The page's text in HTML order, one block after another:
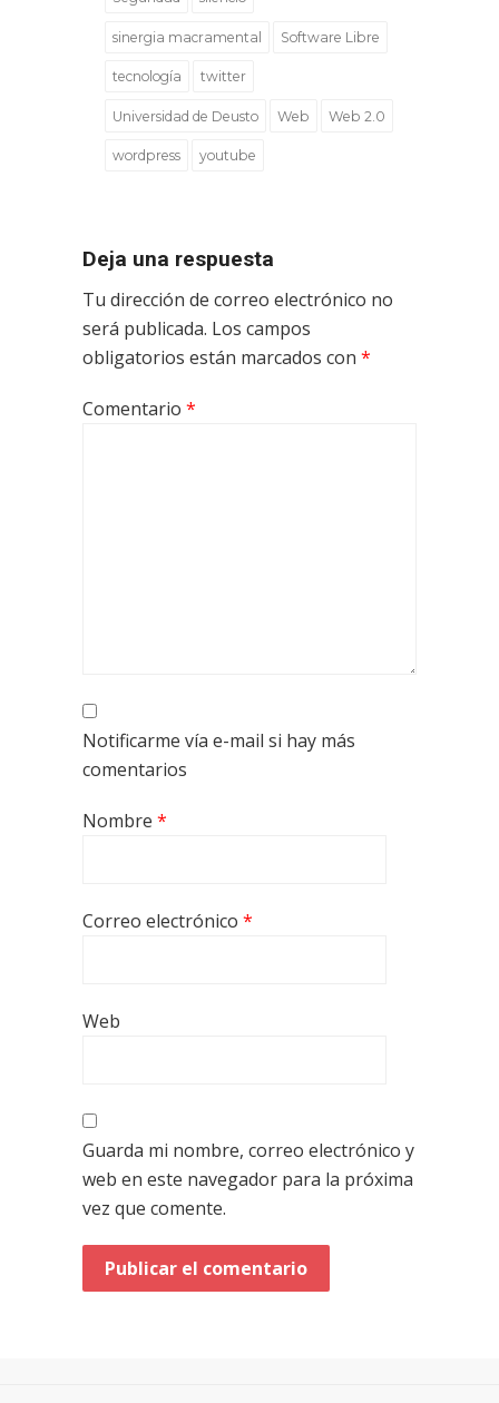
sinergia macramental Software Libre
tecnología twitter
Universidad de Deusto Web Web 2.0
wordpress youtube
Deja una respuesta
Tu dirección de correo electrónico no
será publicada. Los campos
obligatorios están marcados con *
Comentario *
Notificarme vía e-mail si hay más
comentarios
Nombre *
Correo electrónico *
Web
Guarda mi nombre, correo electrónico y
web en este navegador para la próxima
vez que comente.